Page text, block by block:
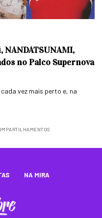
NANDATSUNAMI,
no Palco Supernova
vez mais perto e, na
NA MIRA